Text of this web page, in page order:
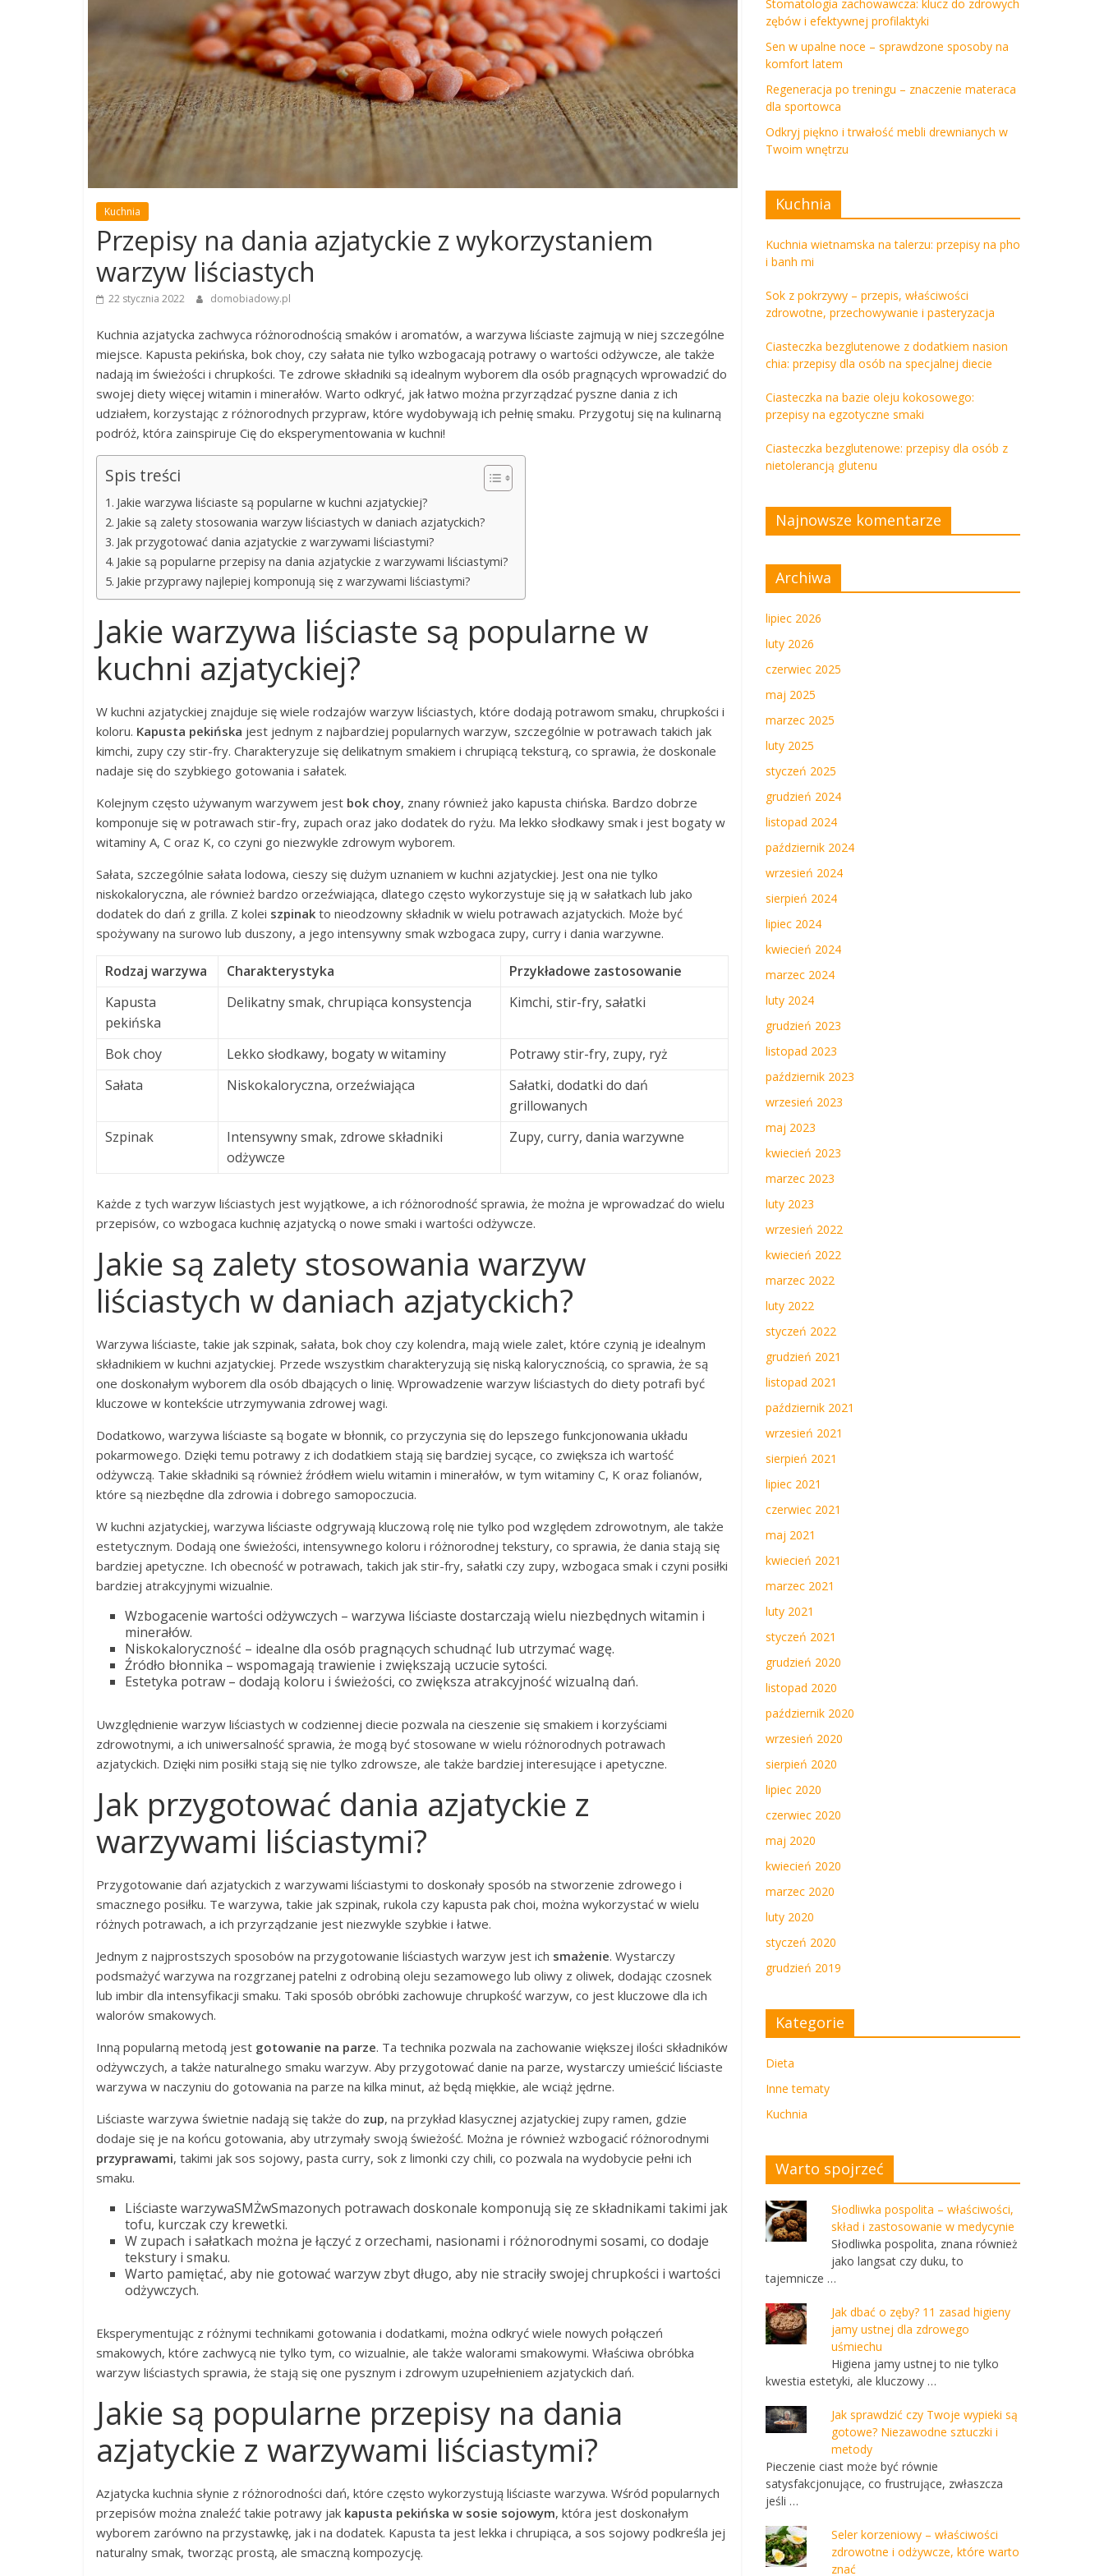
Kuchnia
Przepisy na dania azjatyckie z wykorzystaniem
warzyw liściastych
22 stycznia 2022 domobiadowy.pl
Kuchnia azjatycka zachwyca różnorodnością smaków i aromatów, a warzywa liściaste zajmują w niej szczególne
miejsce. Kapusta pekińska, bok choy, czy sałata nie tylko wzbogacają potrawy o wartości odżywcze, ale także
nadają im świeżości i chrupkości. Te zdrowe składniki są idealnym wyborem dla osób pragnących wprowadzić do
swojej diety więcej witamin i minerałów. Warto odkryć, jak łatwo można przyrządzać pyszne dania z ich
udziałem, korzystając z różnorodnych przypraw, które wydobywają ich pełnię smaku. Przygotuj się na kulinarną
podróż, która zainspiruje Cię do eksperymentowania w kuchni!
Spis treści
Jakie warzywa liściaste są popularne w kuchni azjatyckiej?
Jakie są zalety stosowania warzyw liściastych w daniach azjatyckich?
Jak przygotować dania azjatyckie z warzywami liściastymi?
Jakie są popularne przepisy na dania azjatyckie z warzywami liściastymi?
Jakie przyprawy najlepiej komponują się z warzywami liściastymi?
Jakie warzywa liściaste są popularne w
kuchni azjatyckiej?
W kuchni azjatyckiej znajduje się wiele rodzajów warzyw liściastych, które dodają potrawom smaku, chrupkości i
koloru. Kapusta pekińska jest jednym z najbardziej popularnych warzyw, szczególnie w potrawach takich jak
kimchi, zupy czy stir-fry. Charakteryzuje się delikatnym smakiem i chrupiącą teksturą, co sprawia, że doskonale
nadaje się do szybkiego gotowania i sałatek.
Kolejnym często używanym warzywem jest bok choy, znany również jako kapusta chińska. Bardzo dobrze
komponuje się w potrawach stir-fry, zupach oraz jako dodatek do ryżu. Ma lekko słodkawy smak i jest bogaty w
witaminy A, C oraz K, co czyni go niezwykle zdrowym wyborem.
Sałata, szczególnie sałata lodowa, cieszy się dużym uznaniem w kuchni azjatyckiej. Jest ona nie tylko
niskokaloryczna, ale również bardzo orzeźwiająca, dlatego często wykorzystuje się ją w sałatkach lub jako
dodatek do dań z grilla. Z kolei szpinak to nieodzowny składnik w wielu potrawach azjatyckich. Może być
spożywany na surowo lub duszony, a jego intensywny smak wzbogaca zupy, curry i dania warzywne.
Rodzaj warzywa Charakterystyka
Przykładowe zastosowanie
Kapusta
pekińska
Delikatny smak, chrupiąca konsystencja Kimchi, stir-fry, sałatki
Bok choy Lekko słodkawy, bogaty w witaminy
Potrawy stir-fry, zupy, ryż
Sałata
Niskokaloryczna, orzeźwiająca
Sałatki, dodatki do dań
grillowanych
Szpinak
Intensywny smak, zdrowe składniki
odżywcze
Zupy, curry, dania warzywne
Każde z tych warzyw liściastych jest wyjątkowe, a ich różnorodność sprawia, że można je wprowadzać do wielu
przepisów, co wzbogaca kuchnię azjatycką o nowe smaki i wartości odżywcze.
Jakie są zalety stosowania warzyw
liściastych w daniach azjatyckich?
Warzywa liściaste, takie jak szpinak, sałata, bok choy czy kolendra, mają wiele zalet, które czynią je idealnym
składnikiem w kuchni azjatyckiej. Przede wszystkim charakteryzują się niską kalorycznością, co sprawia, że są
one doskonałym wyborem dla osób dbających o linię. Wprowadzenie warzyw liściastych do diety potrafi być
kluczowe w kontekście utrzymywania zdrowej wagi.
Dodatkowo, warzywa liściaste są bogate w błonnik, co przyczynia się do lepszego funkcjonowania układu
pokarmowego. Dzięki temu potrawy z ich dodatkiem stają się bardziej sycące, co zwiększa ich wartość
odżywczą. Takie składniki są również źródłem wielu witamin i minerałów, w tym witaminy C, K oraz folianów,
które są niezbędne dla zdrowia i dobrego samopoczucia.
W kuchni azjatyckiej, warzywa liściaste odgrywają kluczową rolę nie tylko pod względem zdrowotnym, ale także
estetycznym. Dodają one świeżości, intensywnego koloru i różnorodnej tekstury, co sprawia, że dania stają się
bardziej apetyczne. Ich obecność w potrawach, takich jak stir-fry, sałatki czy zupy, wzbogaca smak i czyni posiłki
bardziej atrakcyjnymi wizualnie.
Wzbogacenie wartości odżywczych – warzywa liściaste dostarczają wielu niezbędnych witamin i
minerałów.
Niskokaloryczność – idealne dla osób pragnących schudnąć lub utrzymać wagę.
Źródło błonnika – wspomagają trawienie i zwiększają uczucie sytości.
Estetyka potraw – dodają koloru i świeżości, co zwiększa atrakcyjność wizualną dań.
Uwzględnienie warzyw liściastych w codziennej diecie pozwala na cieszenie się smakiem i korzyściami
zdrowotnymi, a ich uniwersalność sprawia, że mogą być stosowane w wielu różnorodnych potrawach
azjatyckich. Dzięki nim posiłki stają się nie tylko zdrowsze, ale także bardziej interesujące i apetyczne.
Jak przygotować dania azjatyckie z
warzywami liściastymi?
Przygotowanie dań azjatyckich z warzywami liściastymi to doskonały sposób na stworzenie zdrowego i
smacznego posiłku. Te warzywa, takie jak szpinak, rukola czy kapusta pak choi, można wykorzystać w wielu
różnych potrawach, a ich przyrządzanie jest niezwykle szybkie i łatwe.
Jednym z najprostszych sposobów na przygotowanie liściastych warzyw jest ich smażenie. Wystarczy
podsmażyć warzywa na rozgrzanej patelni z odrobiną oleju sezamowego lub oliwy z oliwek, dodając czosnek
lub imbir dla intensyfikacji smaku. Taki sposób obróbki zachowuje chrupkość warzyw, co jest kluczowe dla ich
walorów smakowych.
Inną popularną metodą jest gotowanie na parze. Ta technika pozwala na zachowanie większej ilości składników
odżywczych, a także naturalnego smaku warzyw. Aby przygotować danie na parze, wystarczy umieścić liściaste
warzywa w naczyniu do gotowania na parze na kilka minut, aż będą miękkie, ale wciąż jędrne.
Liściaste warzywa świetnie nadają się także do zup, na przykład klasycznej azjatyckiej zupy ramen, gdzie
dodaje się je na końcu gotowania, aby utrzymały swoją świeżość. Można je również wzbogacić różnorodnymi
przyprawami, takimi jak sos sojowy, pasta curry, sok z limonki czy chili, co pozwala na wydobycie pełni ich
smaku.
Liściaste warzywaSMŻwSmazonych potrawach doskonale komponują się ze składnikami takimi jak
tofu, kurczak czy krewetki.
W zupach i sałatkach można je łączyć z orzechami, nasionami i różnorodnymi sosami, co dodaje
tekstury i smaku.
Warto pamiętać, aby nie gotować warzyw zbyt długo, aby nie straciły swojej chrupkości i wartości
odżywczych.
Eksperymentując z różnymi technikami gotowania i dodatkami, można odkryć wiele nowych połączeń
smakowych, które zachwycą nie tylko tym, co wizualnie, ale także walorami smakowymi. Właściwa obróbka
warzyw liściastych sprawia, że stają się one pysznym i zdrowym uzupełnieniem azjatyckich dań.
Jakie są popularne przepisy na dania
azjatyckie z warzywami liściastymi?
Azjatycka kuchnia słynie z różnorodności dań, które często wykorzystują liściaste warzywa. Wśród popularnych
przepisów można znaleźć takie potrawy jak kapusta pekińska w sosie sojowym, która jest doskonałym
wyborem zarówno na przystawkę, jak i na dodatek. Kapusta ta jest lekka i chrupiąca, a sos sojowy podkreśla jej
naturalny smak, tworząc prostą, ale smaczną kompozycję.
Stomatologia zachowawcza: klucz do zdrowych
zębów i efektywnej profilaktyki
Sen w upalne noce – sprawdzone sposoby na
komfort latem
Regeneracja po treningu – znaczenie materaca
dla sportowca
Odkryj piękno i trwałość mebli drewnianych w
Twoim wnętrzu
Kuchnia
Kuchnia wietnamska na talerzu: przepisy na pho
i banh mi
Sok z pokrzywy – przepis, właściwości
zdrowotne, przechowywanie i pasteryzacja
Ciasteczka bezglutenowe z dodatkiem nasion
chia: przepisy dla osób na specjalnej diecie
Ciasteczka na bazie oleju kokosowego:
przepisy na egzotyczne smaki
Ciasteczka bezglutenowe: przepisy dla osób z
nietolerancją glutenu
Najnowsze komentarze
Archiwa
lipiec 2026
luty 2026
czerwiec 2025
maj 2025
marzec 2025
luty 2025
styczeń 2025
grudzień 2024
listopad 2024
październik 2024
wrzesień 2024
sierpień 2024
lipiec 2024
kwiecień 2024
marzec 2024
luty 2024
grudzień 2023
listopad 2023
październik 2023
wrzesień 2023
maj 2023
kwiecień 2023
marzec 2023
luty 2023
wrzesień 2022
kwiecień 2022
marzec 2022
luty 2022
styczeń 2022
grudzień 2021
listopad 2021
październik 2021
wrzesień 2021
sierpień 2021
lipiec 2021
czerwiec 2021
maj 2021
kwiecień 2021
marzec 2021
luty 2021
styczeń 2021
grudzień 2020
listopad 2020
październik 2020
wrzesień 2020
sierpień 2020
lipiec 2020
czerwiec 2020
maj 2020
kwiecień 2020
marzec 2020
luty 2020
styczeń 2020
grudzień 2019
Kategorie
Dieta
Inne tematy
Kuchnia
Warto spojrzeć
Słodliwka pospolita – właściwości,
skład i zastosowanie w medycynie
Słodliwka pospolita, znana również
jako langsat czy duku, to
tajemnicze …
Jak dbać o zęby? 11 zasad higieny
jamy ustnej dla zdrowego
uśmiechu
Higiena jamy ustnej to nie tylko
kwestia estetyki, ale kluczowy …
Jak sprawdzić czy Twoje wypieki są
gotowe? Niezawodne sztuczki i
metody
Pieczenie ciast może być równie
satysfakcjonujące, co frustrujące, zwłaszcza
jeśli …
Seler korzeniowy – właściwości
zdrowotne i odżywcze, które warto
znać